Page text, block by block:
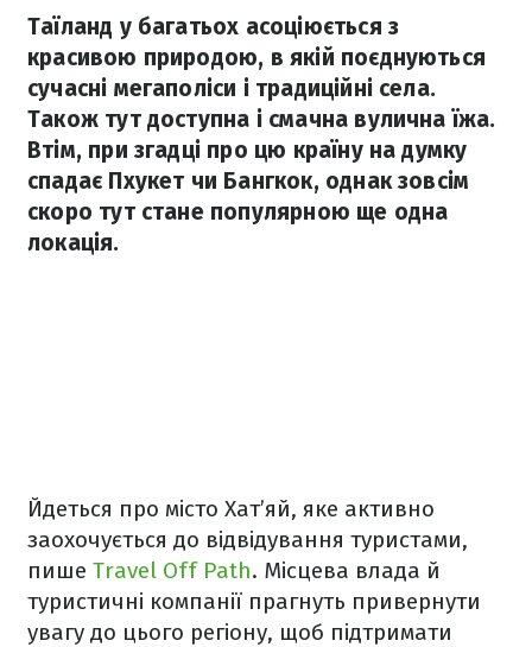
Таїланд у багатьох асоціюється з
красивою природою, в якій поєднуються
сучасні мегаполіси і традиційні села.
Також тут доступна і смачна вулична їжа.
Втім, при згадці про цю країну на думку
спадає Пхукет чи Бангкок, однак зовсім
скоро тут стане популярною ще одна
локація.
Йдеться про місто Хат’яй, яке активно
заохочується до відвідування туристами,
пише Travel Off Path. Місцева влада й
туристичні компанії прагнуть привернути
увагу до цього регіону, щоб підтримати